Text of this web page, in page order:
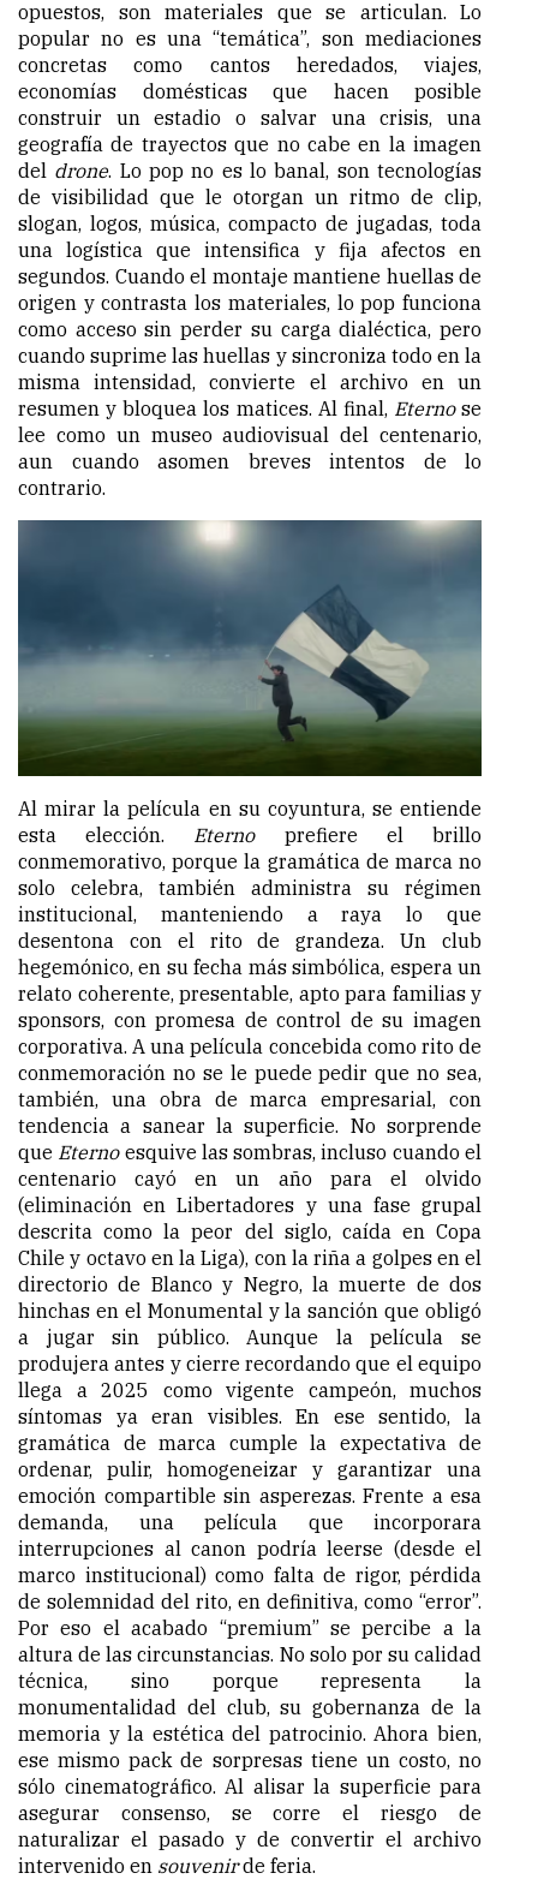
opuestos, son materiales que se articulan. Lo
popular no es una “temática”, son mediaciones
concretas como cantos heredados, viajes,
economías domésticas que hacen posible
construir un estadio o salvar una crisis, una
geografía de trayectos que no cabe en la imagen
del drone. Lo pop no es lo banal, son tecnologías
de visibilidad que le otorgan un ritmo de clip,
slogan, logos, música, compacto de jugadas, toda
una logística que intensifica y fija afectos en
segundos. Cuando el montaje mantiene huellas de
origen y contrasta los materiales, lo pop funciona
como acceso sin perder su carga dialéctica, pero
cuando suprime las huellas y sincroniza todo en la
misma intensidad, convierte el archivo en un
resumen y bloquea los matices. Al final, Eternose
lee como un museo audiovisual del centenario,
aun cuando asomen breves intentos de lo
contrario.
Al mirar la película en su coyuntura, se entiende
esta elección. Eternoprefiere el brillo
conmemorativo, porque la gramática de marca no
solo celebra, también administra su régimen
institucional, manteniendo a raya lo que
desentona con el rito de grandeza. Un club
hegemónico, en su fecha más simbólica, espera un
relato coherente, presentable, apto para familias y
sponsors, con promesa de control de su imagen
corporativa. A una película concebida como rito de
conmemoración no se le puede pedir que no sea,
también, una obra de marca empresarial, con
tendencia a sanear la superficie. No sorprende
que Eternoesquive las sombras, incluso cuando el
centenario cayó en un año para el olvido
(eliminación en Libertadores y una fase grupal
descrita como la peor del siglo, caída en Copa
Chile y octavo en la Liga), con la riña a golpes en el
directorio de Blanco y Negro, la muerte de dos
hinchas en el Monumental y la sanción que obligó
a jugar sin público. Aunque la película se
produjera antes y cierre recordando que el equipo
llega a 2025 como vigente campeón, muchos
síntomas ya eran visibles. En ese sentido, la
gramática de marca cumple la expectativa de
ordenar, pulir, homogeneizar y garantizar una
emoción compartible sin asperezas. Frente a esa
demanda, una película que incorporara
interrupciones al canon podría leerse (desde el
marco institucional) como falta de rigor, pérdida
de solemnidad del rito, en definitiva, como “error”.
Por eso el acabado “premium” se percibe a la
altura de las circunstancias. No solo por su calidad
técnica, sino porque representa la
monumentalidad del club, su gobernanza de la
memoria y la estética del patrocinio. Ahora bien,
ese mismo pack de sorpresas tiene un costo, no
sólo cinematográfico. Al alisar la superficie para
asegurar consenso, se corre el riesgo de
naturalizar el pasado y de convertir el archivo
intervenido en souvenirde feria.